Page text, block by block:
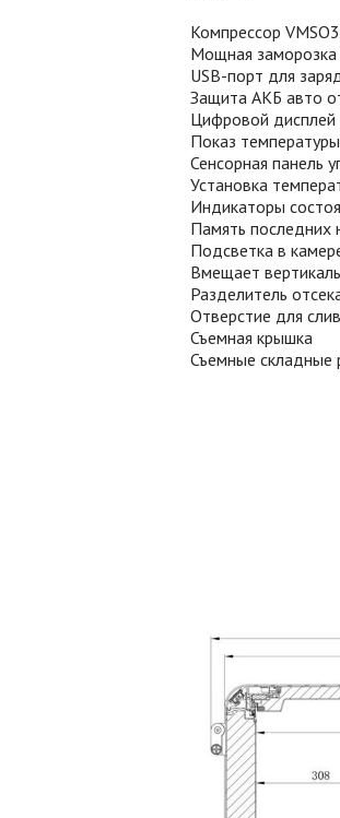
Компрессор VMSO3
Мощная
USB-порт для
Защита АКБ авто
Цифровой дисплей
Показ
Сенсорная панель
Установка
Индикаторы
Память последних
Подсветка в
Вмещает
Разделитель
Отверстие для
Съемная крышка
Съемные складные